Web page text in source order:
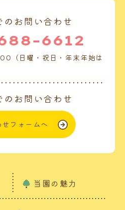
のお問い合わせ
6612
（日曜・祝日・年末年始は
のお問い合わせ
フォームへ
当園の魅力